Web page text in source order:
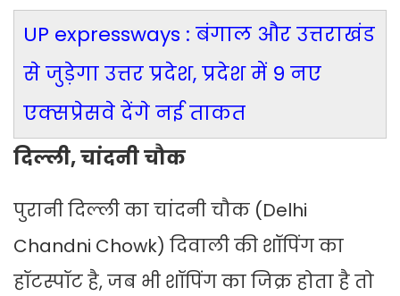
UP expressways : बंगाल और उत्तराखंड
से जुड़ेगा उत्तर प्रदेश, प्रदेश में 9 नए
एक्सप्रेसवे देंगे नई ताकत
दिल्ली, चांदनी चौक
पुरानी दिल्ली का चांदनी चौक (Delhi
Chandni Chowk) दिवाली की शॉपिंग का
हॉटस्पॉट है, जब भी शॉपिंग का जिक्र होता है तो